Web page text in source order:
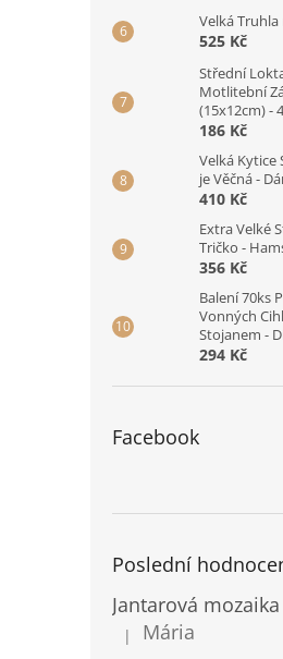
Velká Truhla
525 Kč
Střední
Motlitební
(15x12cm) -
186 Kč
Velká Kytice
je Věčná -
410 Kč
Extra Velké
Tričko -
356 Kč
Balení 70ks
Vonných
Stojanem -
294 Kč
Facebook
Poslední
Hodnocení produktu je
| Mária